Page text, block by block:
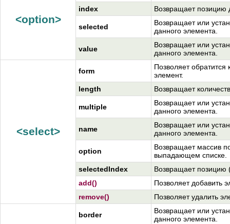
<option>
index
Возвращает позицию
selected
Возвращает или
данного элемента.
value
Возвращает или
данного элемента.
<select>
form
Позволяет
элемент.
length
Возвращает
multiple
Возвращает или
данного элемента.
name
Возвращает или
данного элемента.
option
Возвращает массив
выпадающем списке.
selectedIndex
Возвращает позицию
add()
Позволяет добавить
remove()
Позволяет удалить
border
Возвращает или
данного элемента.